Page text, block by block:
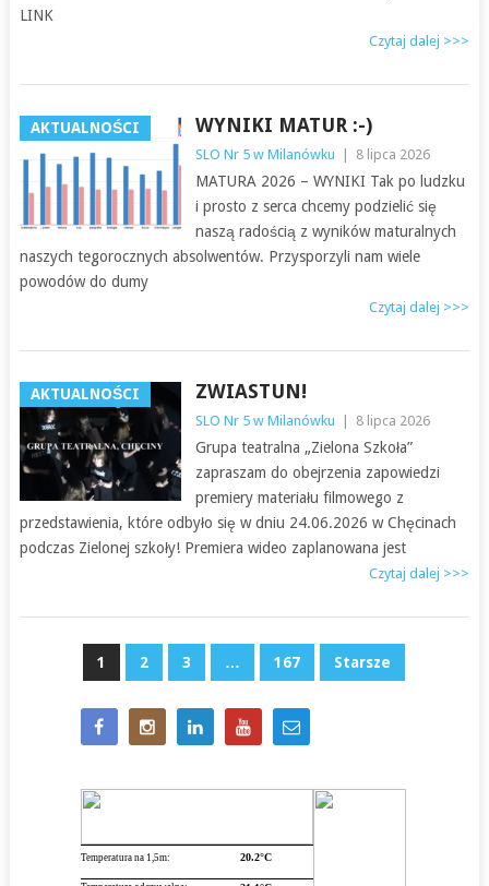
LINK
Czytaj dalej >>>
AKTUALNOŚCI WYNIKI MATUR :-)
SLO Nr 5 w Milanówku | 8 lipca 2026
MATURA 2026 – WYNIKI Tak po ludzku
i prosto z serca chcemy podzielić się
naszą radością z wyników maturalnych
naszych tegorocznych absolwentów. Przysporzyli nam wiele
powodów do dumy
Czytaj dalej >>>
AKTUALNOŚCI ZWIASTUN!
SLO Nr 5 w Milanówku | 8 lipca 2026
Grupa teatralna „Zielona Szkoła”
zapraszam do obejrzenia zapowiedzi
premiery materiału filmowego z
przedstawienia, które odbyło się w dniu 24.06.2026 w Chęcinach
podczas Zielonej szkoły! Premiera wideo zaplanowana jest
Czytaj dalej >>>
NAWIGACJA
WPISACH
1 2 3 … 167 Starsze